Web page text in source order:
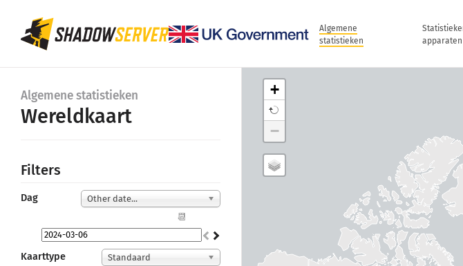
Algemene
statistieken
apparaten
Algemene statistieken
Wereldkaart
Filters
Dag Other date...
📆
Kaarttype
Standaard
+
−